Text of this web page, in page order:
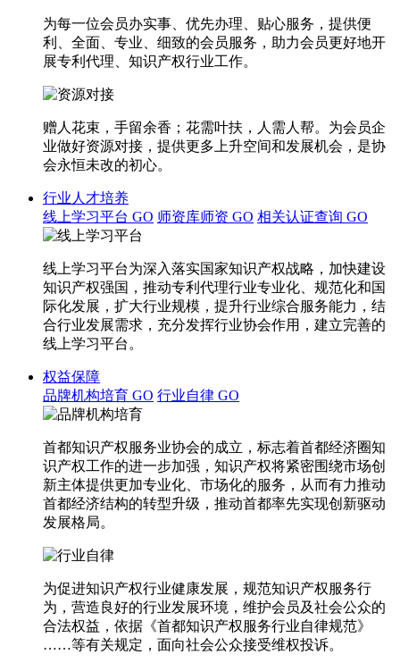
为每一位会员办实事、优先办理、贴心服务，提供便
利、全面、专业、细致的会员服务，助力会员更好地开
展专利代理、知识产权行业工作。
赠人花束，手留余香；花需叶扶，人需人帮。为会员企
业做好资源对接，提供更多上升空间和发展机会，是协
会永恒未改的初心。
行业人才培养
线上学习平台 GO 师资库师资 GO 相关认证查询 GO
线上学习平台为深入落实国家知识产权战略，加快建设
知识产权强国，推动专利代理行业专业化、规范化和国
际化发展，扩大行业规模，提升行业综合服务能力，结
合行业发展需求，充分发挥行业协会作用，建立完善的
线上学习平台。
权益保障
品牌机构培育 GO 行业自律 GO
首都知识产权服务业协会的成立，标志着首都经济圈知
识产权工作的进一步加强，知识产权将紧密围绕市场创
新主体提供更加专业化、市场化的服务，从而有力推动
首都经济结构的转型升级，推动首都率先实现创新驱动
发展格局。
为促进知识产权行业健康发展，规范知识产权服务行
为，营造良好的行业发展环境，维护会员及社会公众的
合法权益，依据《首都知识产权服务行业自律规范》
……等有关规定，面向社会公众接受维权投诉。